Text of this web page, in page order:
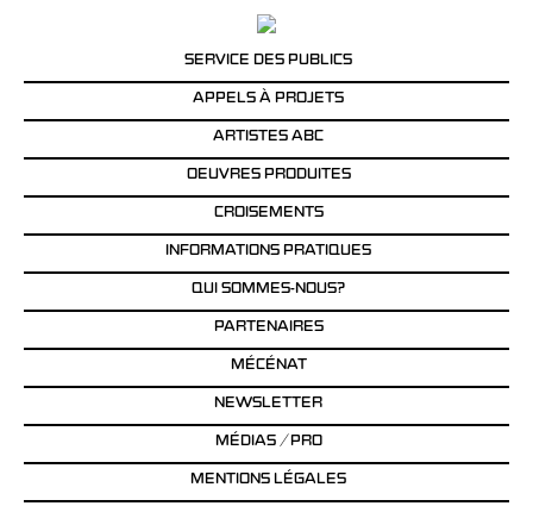
SERVICE DES PUBLICS
APPELS À PROJETS
ARTISTES ABC
OEUVRES PRODUITES
CROISEMENTS
INFORMATIONS PRATIQUES
QUI SOMMES-NOUS?
PARTENAIRES
MÉCÉNAT
NEWSLETTER
MÉDIAS / PRO
MENTIONS LÉGALES